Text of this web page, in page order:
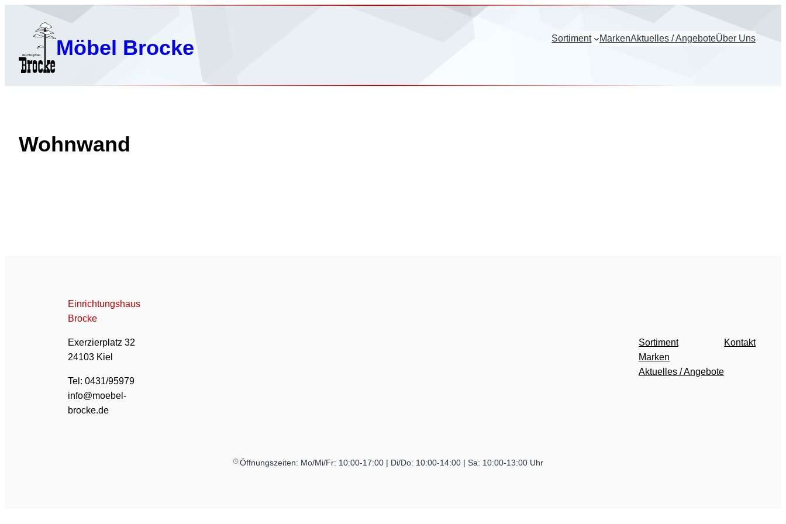
springen
Möbel Brocke Sortiment MarkenAktuelles / AngeboteÜber Uns
Wohnwand
Einrichtungshaus
Brocke
Exerzierplatz 32
24103 Kiel
Tel: 0431/95979
info@moebel-
brocke.de
Sortiment
Marken
Aktuelles / Angebote
Kontakt
Öffnungszeiten: Mo/Mi/Fr: 10:00-17:00 | Di/Do: 10:00-14:00 | Sa: 10:00-13:00 Uhr